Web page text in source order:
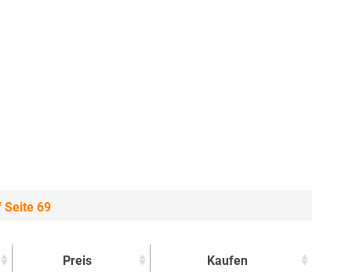
Seite 69
Preis
Kaufen